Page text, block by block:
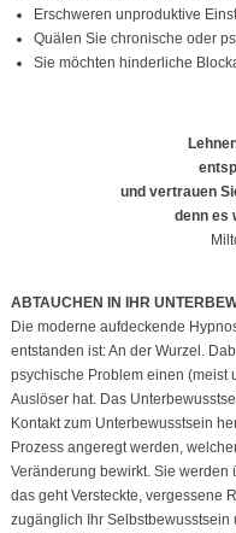
Erschweren unproduktive
Quälen Sie chronische oder
Sie möchten hinderliche
und vertrauen
denn es
ABTAUCHEN IN IHR
Die moderne aufdeckende
entstanden ist: An der Wurzel.
psychische Problem einen (meist
Auslöser hat. Das
Kontakt zum Unterbewusstsein
Prozess angeregt werden,
Veränderung bewirkt. Sie werden
das geht Versteckte, vergessene
zugänglich Ihr